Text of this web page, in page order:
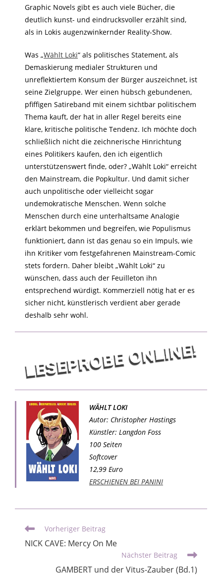
Graphic Novels gibt es auch viele Bücher, die
deutlich kunst- und eindrucksvoller erzählt sind,
als in Lokis augenzwinkernder Reality-Show.
Was „Wählt Loki“ als politisches Statement, als
Demaskierung medialer Strukturen und
unreflektiertem Konsum der Bürger auszeichnet, ist
seine Zielgruppe. Wer einen hübsch gebundenen,
pfiffigen Satireband mit einem sichtbar politischem
Thema kauft, der hat in aller Regel bereits eine
klare, kritische politische Tendenz. Ich möchte doch
schließlich nicht die zeichnerische Hinrichtung
eines Politikers kaufen, den ich eigentlich
unterstützenswert finde, oder? „Wählt Loki“ erreicht
den Mainstream, die Popkultur. Und damit sicher
auch unpolitische oder vielleicht sogar
undemokratische Menschen. Wenn solche
Menschen durch eine unterhaltsame Analogie
erklärt bekommen und begreifen, wie Populismus
funktioniert, dann ist das genau so ein Impuls, wie
ihn Kritiker vom festgefahrenen Mainstream-Comic
stets fordern. Daher bleibt „Wählt Loki“ zu
wünschen, dass auch der Feuilleton ihn
entsprechend würdigt. Kommerziell nötig hat er es
sicher nicht, künstlerisch verdient aber gerade
deshalb sehr wohl.
WÄHLT LOKI
Autor: Christopher Hastings
Künstler: Langdon Foss
100 Seiten
Softcover
12,99 Euro
ERSCHIENEN BEI PANINI
Vorheriger Beitrag
NICK CAVE: Mercy On Me
Nächster Beitrag
GAMBERT und der Vitus-Zauber (Bd.1)